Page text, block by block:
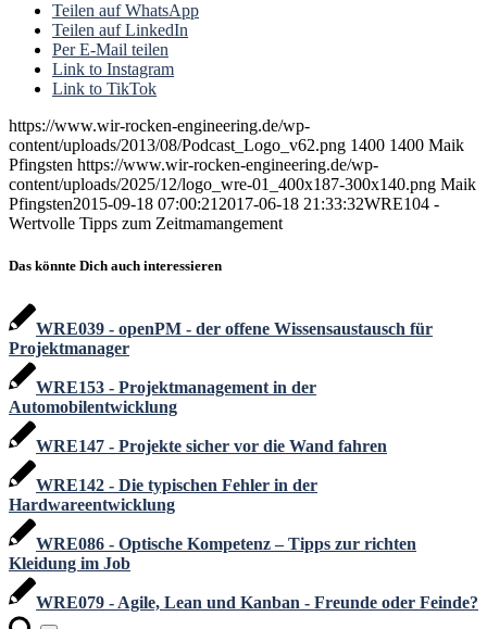
Teilen auf WhatsApp
Teilen auf LinkedIn
Per E-Mail teilen
Link to Instagram
Link to TikTok
https://www.wir-rocken-engineering.de/wp-
content/uploads/2013/08/Podcast_Logo_v62.png 1400 1400 Maik
Pfingsten https://www.wir-rocken-engineering.de/wp-
content/uploads/2025/12/logo_wre-01_400x187-300x140.png Maik
Pfingsten2015-09-18 07:00:21 2017-06-18 21:33:32WRE104 -
Wertvolle Tipps zum Zeitmamangement
Das könnte Dich auch interessieren
WRE039 - openPM - der offene Wissensaustausch für
Projektmanager
WRE153 - Projektmanagement in der
Automobilentwicklung
WRE147 - Projekte sicher vor die Wand fahren
WRE142 - Die typischen Fehler in der
Hardwareentwicklung
WRE086 - Optische Kompetenz – Tipps zur richten
Kleidung im Job
WRE079 - Agile, Lean und Kanban - Freunde oder Feinde?